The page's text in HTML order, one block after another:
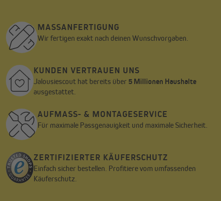
MASSANFERTIGUNG
Wir fertigen exakt nach deinen Wunschvorgaben.
KUNDEN VERTRAUEN UNS
Jalousiescout hat bereits über 5 Millionen Haushalte
ausgestattet.
AUFMASS- & MONTAGESERVICE
Für maximale Passgenauigkeit und maximale Sicherheit.
ZERTIFIZIERTER KÄUFERSCHUTZ
Einfach sicher bestellen. Profitiere vom umfassenden
Käuferschutz.